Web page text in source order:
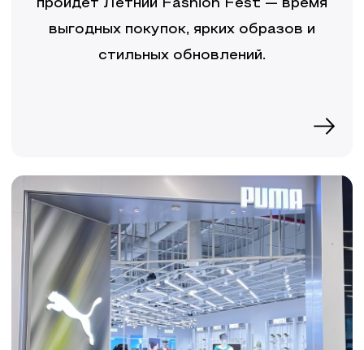
пройдет Летний Fashion Fest — время
выгодных покупок, ярких образов и
стильных обновлений.